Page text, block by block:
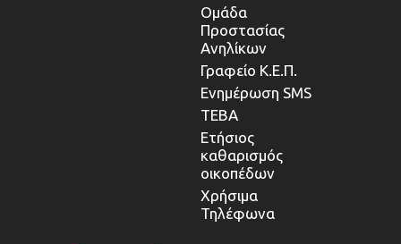
Ομάδα
Προστασίας
Ανηλίκων
Γραφείο Κ.Ε.Π.
Ενημέρωση SMS
ΤΕΒΑ
Ετήσιος
καθαρισμός
οικοπέδων
Χρήσιμα
Τηλέφωνα